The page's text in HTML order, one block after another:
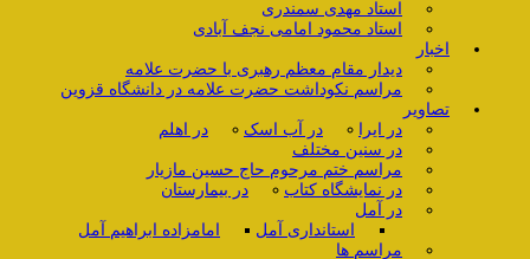
استاد مهدی سمندری
استاد محمود امامی نجف آبادی
اخبار
دیدار مقام معظم رهبری با حضرت علامه
مراسم نکوداشت حضرت علامه در دانشگاه قزوین
تصاویر
در ایرا
در آب اسک
در اهلم
در سنین مختلف
مراسم ختم مرحوم حاج حسین مازیار
در نمایشگاه کتاب
در بیمارستان
در آمل
استانداری آمل
امامزاده ابراهیم آمل
مراسم ها